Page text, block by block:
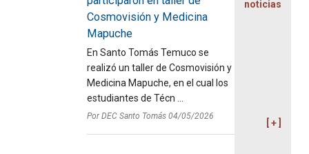
Cosmovisión y Medicina
Mapuche
En Santo Tomás Temuco se
realizó un taller de Cosmovisión y
Medicina Mapuche, en el cual los
estudiantes de Técn ...
Por DEC Santo Tomás 04/05/2026
noticias